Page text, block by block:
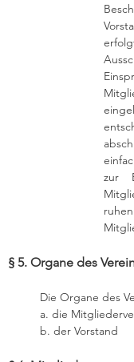
zur
§ 5. Organe des
Die Organe des
a. die
b. der Vorstand